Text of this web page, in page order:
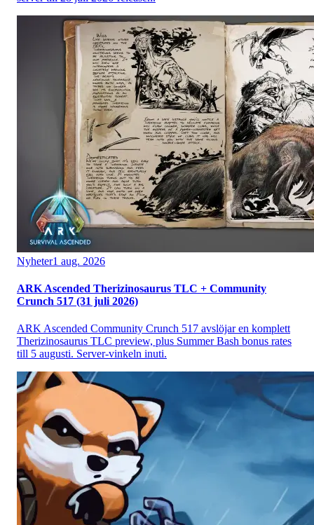
Nyheter1 aug. 2026
ARK Ascended Therizinosaurus TLC + Community
Crunch 517 (31 juli 2026)
ARK Ascended Community Crunch 517 avslöjar en komplett
Therizinosaurus TLC preview, plus Summer Bash bonus rates
till 5 augusti. Server-vinkeln inuti.